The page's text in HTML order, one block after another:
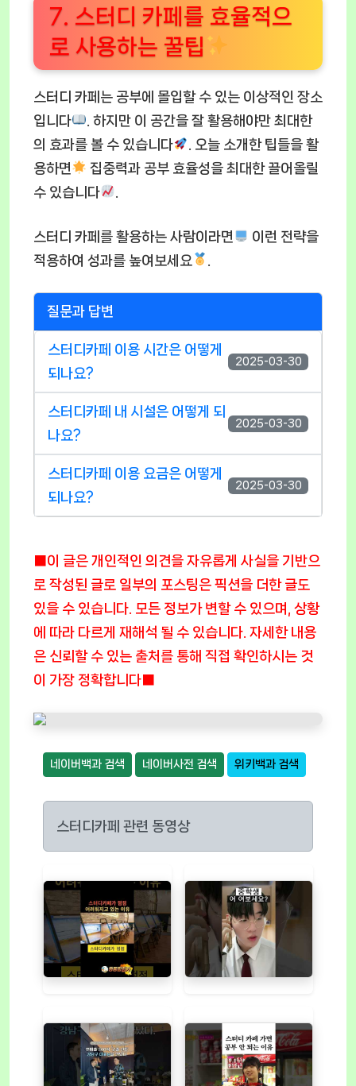
7. 스터디 카페를 효율적으
로 사용하는 꿀팁
스터디 카페는 공부에 몰입할 수 있는 이상적인 장소
입니다
. 하지만 이 공간을 잘 활용해야만 최대한
의 효과를 볼 수 있습니다
. 오늘 소개한 팁들을 활
용하면
집중력과 공부 효율성을 최대한 끌어올릴
수 있습니다
스터디 카페를 활용하는 사람이라면
이런 전략을
적용하여 성과를 높여보세요
질문과 답변
스터디카페 이용 시간은 어떻게
되나요?
2025-03-30
스터디카페 내 시설은 어떻게 되
나요?
2025-03-30
스터디카페 이용 요금은 어떻게
되나요?
2025-03-30
■이 글은 개인적인 의견을 자유롭게 사실을 기반으
로 작성된 글로 일부의 포스팅은 픽션을 더한 글도
있을 수 있습니다. 모든 정보가 변할 수 있으며, 상황
에 따라 다르게 재해석 될 수 있습니다. 자세한 내용
은 신뢰할 수 있는 출처를 통해 직접 확인하시는 것
이 가장 정확합니다■
네이버백과 검색 네이버사전 검색 위키백과 검색
스터디카페 관련 동영상